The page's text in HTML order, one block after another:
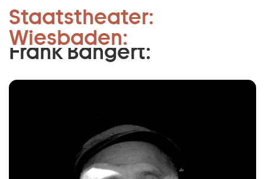
Zum Hauptinhalt springen
Zum Footer springen
Staatstheater:
Wiesbaden:
Musikalische Leitung
JUSM:
Frank Bangert: